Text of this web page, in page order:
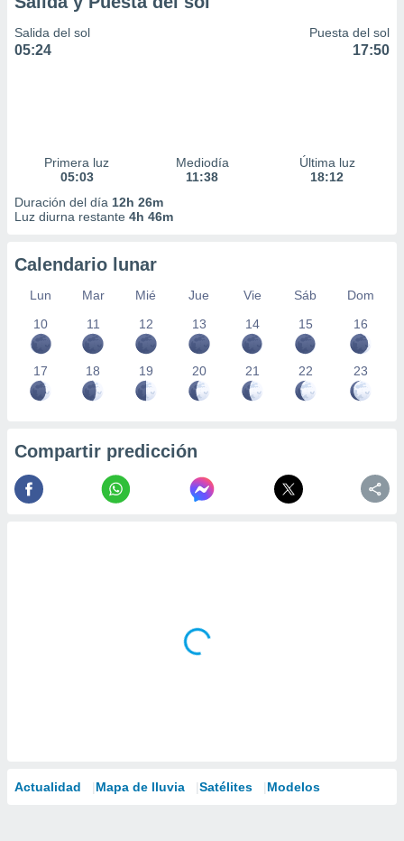
utilizar
contenido
medir el
de la
el
de
de
de
de
uso de
con el
mediante
Salida del sol
05:24
Puesta del sol
17:50
Primera luz
05:03
Mediodía
11:38
Última luz
18:12
Duración del día 12h 26m
Luz diurna restante 4h 46m
Calendario lunar
Lun Mar Mié Jue Vie Sáb
Dom
10
11 12 13 14 15 16
17 18 19 20 21 22 23
Compartir predicción
Actualidad Mapa de lluvia Satélites Modelos